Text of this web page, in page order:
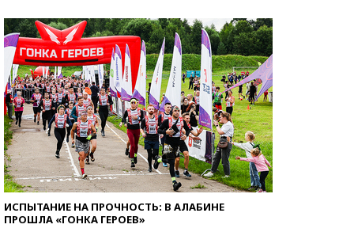
ИСПЫТАНИЕ НА ПРОЧНОСТЬ: В АЛАБИНЕ
ПРОШЛА «ГОНКА ГЕРОЕВ»